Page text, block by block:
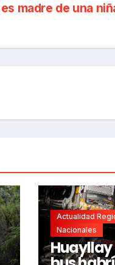
madre de una
Actualidad
Nacionales